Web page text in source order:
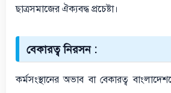
ছাত্রসমাজের ঐক্যবদ্ধ প্রচেষ্টা।
বেকারত্ব নিরসন :
কর্মসংস্থানের অভাব বা বেকারত্ব